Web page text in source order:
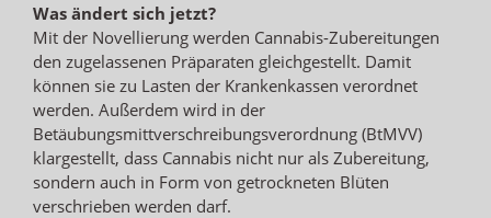
Was ändert sich jetzt?
Mit der Novellierung werden Cannabis-Zubereitungen
den zugelassenen Präparaten gleichgestellt. Damit
können sie zu Lasten der Krankenkassen verordnet
werden. Außerdem wird in der
Betäubungsmittverschreibungsverordnung (BtMVV)
klargestellt, dass Cannabis nicht nur als Zubereitung,
sondern auch in Form von getrockneten Blüten
verschrieben werden darf.